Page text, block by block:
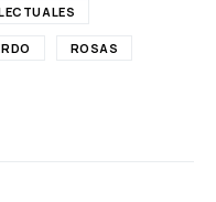
ROSAS